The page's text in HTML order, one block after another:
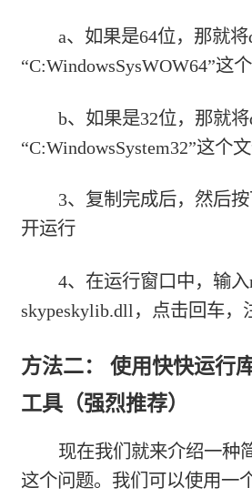
a、如果是64位，那就
“C:WindowsSysWOW64”这
b、如果是32位，那就
“C:WindowsSystem32”这个
3、复制完成后，然后
开运行
4、在运行窗口中，输入
skypeskylib.dll，点击回车，
方法二： 使用快快运行
工具（强烈推荐）
现在我们就来介绍一种
这个问题。我们可以使用一